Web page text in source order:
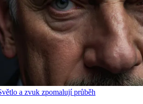
a zvuk zpomalují průběh